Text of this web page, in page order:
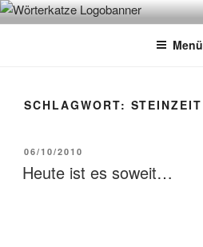
Zum
InhaltWÖRTERKATZE
Von Büchern erzählen
Menü
SCHLAGWORT: STEINZEIT
VERÖFFENTLICHT
AM
06/10/2010
Heute ist es soweit…